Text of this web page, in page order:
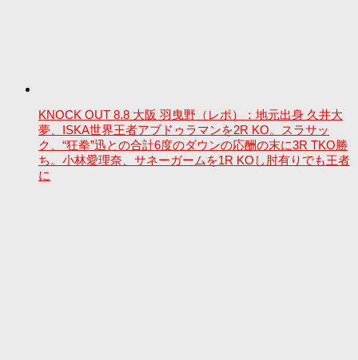
KNOCK OUT 8.8 大阪 羽曳野（レポ）：地元出身 久井大
夢、ISKA世界王者アブドゥラマンを2R KO。スラサッ
ク、“狂拳”迅との合計6度のダウンの応酬の末に3R TKO勝
ち。小林愛理奈、サネーガームを1R KOし肘有りでも王者
に